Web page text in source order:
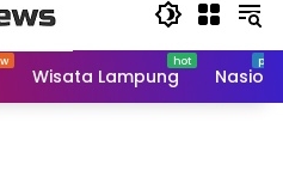
Wisata Lampung